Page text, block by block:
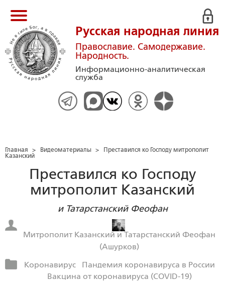
Русская народная линия
Православие. Самодержавие.
Народность.
Информационно-аналитическая
служба
Главная > Видеоматериалы >
Преставился ко Господу митрополит
Казанский
Преставился ко Господу
митрополит Казанский
и Татарстанский Феофан
Митрополит Казанский и Татарстанский Феофан
(Ашурков)
Коронавирус
Пандемия коронавируса в России
Вакцина от коронавируса (COVID-19)